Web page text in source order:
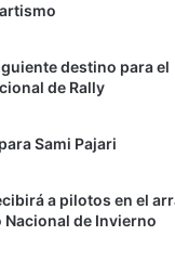
destino para el
de Rally
Sami Pajari
a pilotos en el
Nacional de Invierno